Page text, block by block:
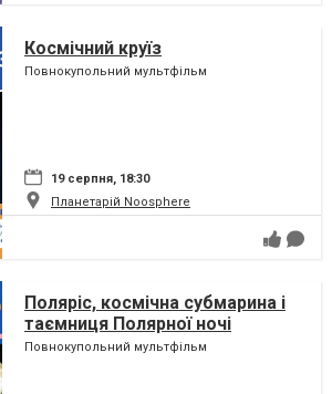
Космічний круїз
Повнокупольний мультфільм
19 серпня, 18:30
Планетарій Noosphere
Поляріс, космічна субмарина і
таємниця Полярної ночі
Повнокупольний мультфільм